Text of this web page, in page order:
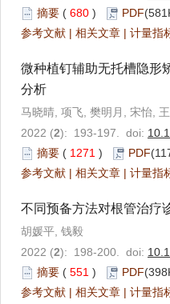
摘要 ( 680 ) PDF
参考文献 | 相关文章 | 计量指
微种植钉辅助无托槽隐形
分析
马晓晴, 项飞, 樊明月, 宋怡,
2022 (2): 193-197. doi:
摘要 ( 1271 ) PDF
参考文献 | 相关文章 | 计量指
不同预备方法对根管治疗
胡媛平, 钱毅
2022 (2): 198-200. doi:
摘要 ( 551 ) PDF
参考文献 | 相关文章 | 计量指